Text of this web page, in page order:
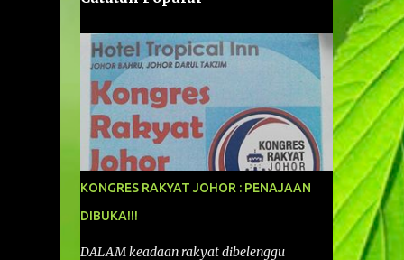
KONGRES RAKYAT JOHOR : PENAJAAN
DIBUKA!!!
DALAM keadaan rakyat dibelenggu